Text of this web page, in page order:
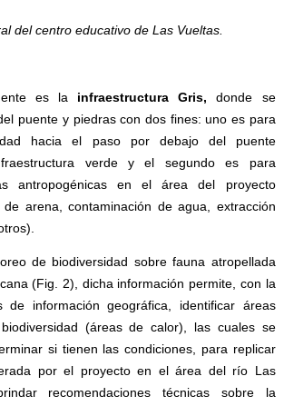
del centro educativo de Las Vueltas.
es la infraestructura Gris, donde se
puente y piedras con dos fines: uno es para
hacia el paso por debajo del puente
verde y el segundo es para
antropogénicas en el área del proyecto
arena, contaminación de agua, extracción
de biodiversidad sobre fauna atropellada
(Fig. 2), dicha información permite, con la
de información geográfica, identificar áreas
(áreas de calor), las cuales se
si tienen las condiciones, para replicar
por el proyecto en el área del río Las
recomendaciones técnicas sobre la